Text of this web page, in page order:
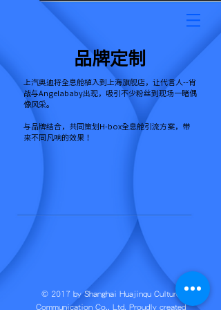
品牌定制
上汽奥迪将全息舱植入到上海旗舰店，让代言人--肖
战与Angelababy出现，吸引不少粉丝到现场一睹偶
像风采。
与品牌结合，共同策划H-box全息舱引流方案，带
来不同凡响的效果！
© 2017 by Shanghai Huajinqu Culture
Communication Co., Ltd. Proudly created